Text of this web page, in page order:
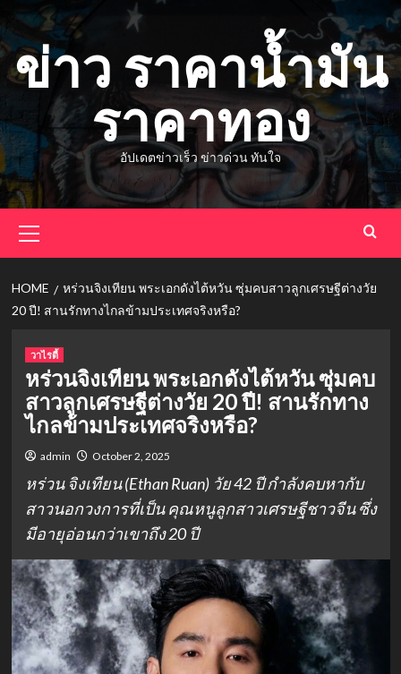
to
content
ข่าว ราคาน้ำมัน
ราคาทอง
อัปเดตข่าวเร็ว ข่าวด่วน ทันใจ
Menu
HOME
หร่วนจิงเทียน พระเอกดังไต้หวัน ซุ่มคบสาวลูกเศรษฐีต่างวัย
20 ปี! สานรักทางไกลข้ามประเทศจริงหรือ?
วาไรตี้
หร่วนจิงเทียน พระเอกดังไต้หวัน ซุ่มคบ
สาวลูกเศรษฐีต่างวัย 20 ปี! สานรักทาง
ไกลข้ามประเทศจริงหรือ?
admin October 2, 2025
หร่วน จิงเทียน (Ethan Ruan) วัย 42 ปี กำลังคบหากับ
สาวนอกวงการที่เป็น คุณหนูลูกสาวเศรษฐีชาวจีน ซึ่ง
มีอายุอ่อนกว่าเขาถึง 20 ปี